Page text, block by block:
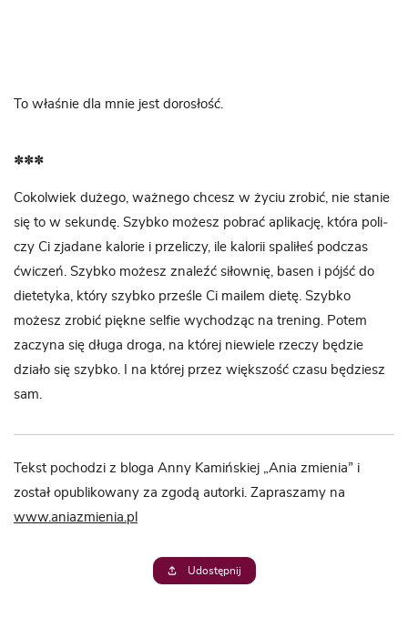
To wła­śnie dla mnie jest dorosłość.
***
Cokol­wiek dużego, waż­nego chcesz w życiu zro­bić, nie sta­nie
się to w sekundę. Szybko możesz pobrać apli­ka­cję, która poli­
czy Ci zja­dane kalo­rie i prze­li­czy, ile kalo­rii spa­li­łeś pod­czas
ćwiczeń. Szybko możesz zna­leźć siłow­nię, basen i pójść do
die­te­tyka, który szybko prze­śle Ci mailem dietę. Szybko
możesz zro­bić piękne sel­fie wycho­dząc na tre­ning. Potem
zaczyna się długa droga, na któ­rej nie­wiele rze­czy będzie
działo się szybko. I na któ­rej przez więk­szość czasu będziesz
sam.
Tekst pochodzi z bloga Anny Kamińskiej „Ania zmienia” i
został opublikowany za zgodą autorki. Zapraszamy na
www.aniazmienia.pl
Udostępnij